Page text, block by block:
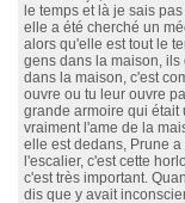
le temps et là je sais
elle a été cherché un
alors qu'elle est tout le
gens dans la maison,
dans la maison, c'est
ouvre ou tu leur ouvre
grande armoire qui était
vraiment l'ame de la
elle est dedans, Prune
l'escalier, c'est cette
c'est très important.
dis que y avait